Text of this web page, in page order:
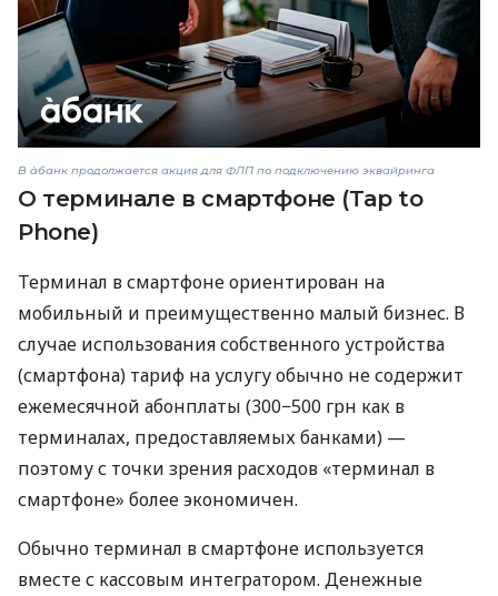
В àбанк продолжается акция для ФЛП по подключению эквайринга
О терминале в смартфоне (Tap to
Phone)
Терминал в смартфоне ориентирован на
мобильный и преимущественно малый бизнес. В
случае использования собственного устройства
(смартфона) тариф на услугу обычно не содержит
ежемесячной абонплаты (300−500 грн как в
терминалах, предоставляемых банками) —
поэтому с точки зрения расходов «терминал в
смартфоне» более экономичен.
Обычно терминал в смартфоне используется
вместе с кассовым интегратором. Денежные